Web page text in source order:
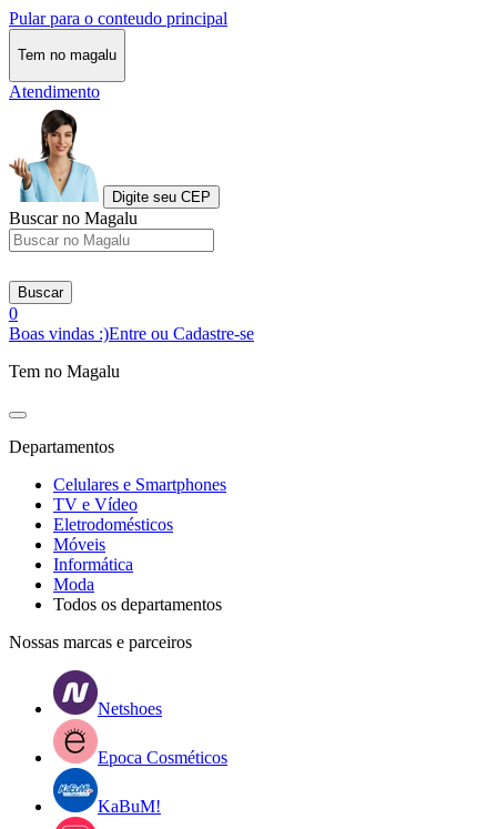
Pular para o conteudo principal
Tem no magalu
Atendimento
Digite seu CEP
Buscar no Magalu
Buscar
0
Boas vindas :)Entre ou Cadastre-se
Tem no Magalu
Departamentos
Celulares e Smartphones
TV e Vídeo
Eletrodomésticos
Móveis
Informática
Moda
Todos os departamentos
Nossas marcas e parceiros
Netshoes
Epoca Cosméticos
KaBuM!